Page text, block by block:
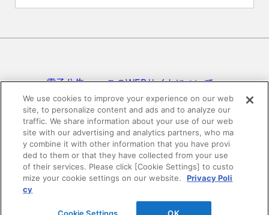
電子公告 このWEBサイトについて
プライバシーポリシー
SNSコミュニティガイドライン サイトマップ
©DAIKEN Corporation All Rights Reserved.
We use cookies to improve your experience on our web
site, to personalize content and ads and to analyze our
traffic. We share information about your use of our web
site with our advertising and analytics partners, who ma
y combine it with other information that you have provi
ded to them or that they have collected from your use
of their services. Please click [Cookie Settings] to custo
mize your cookie settings on our website.
Privacy Poli
cy